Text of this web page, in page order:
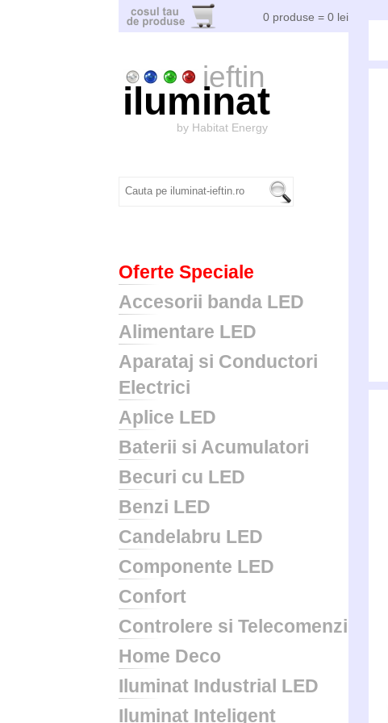
0 produse = 0 lei
ieftin
iluminat
by Habitat Energy
Oferte Speciale
Accesorii banda LED
Alimentare LED
Aparataj si Conductori
Electrici
Aplice LED
Baterii si Acumulatori
Becuri cu LED
Benzi LED
Candelabru LED
Componente LED
Confort
Controlere si Telecomenzi
Home Deco
Iluminat Industrial LED
Iluminat Inteligent